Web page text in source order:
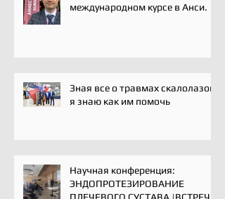
международном курсе в Анси.
Зная все о травмах скалолазов,
я знаю как им помочь
Научная конференция:
ЭНДОПРОТЕЗИРОВАНИЕ
ПЛЕЧЕВОГО СУСТАВА |ВСТРЕЧА